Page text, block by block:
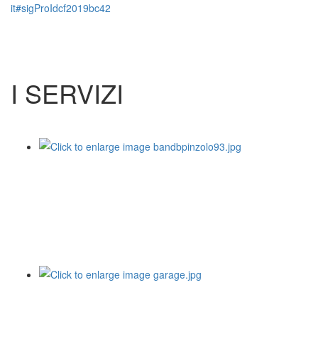
it#sigProIdcf2019bc42
I SERVIZI